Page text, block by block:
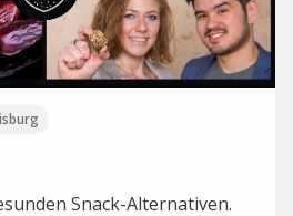
Snack-Alternativen.